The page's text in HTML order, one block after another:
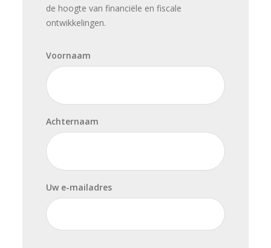
de hoogte van financiële en fiscale
ontwikkelingen.
Voornaam
Achternaam
Uw e-mailadres